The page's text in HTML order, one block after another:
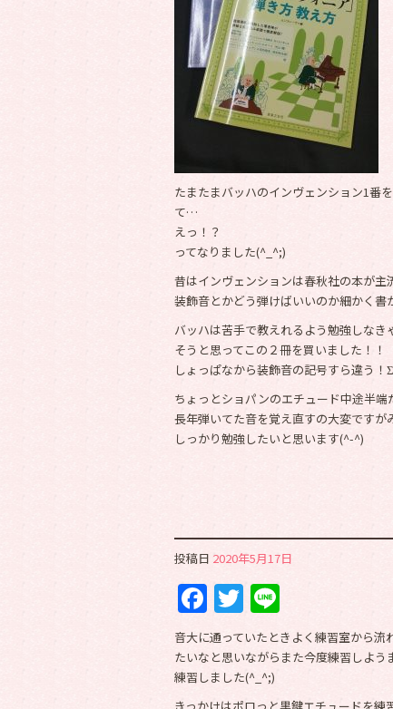
たまたまバッハのインヴェンション1番
て…
えっ！？
ってなりました(^_^;)
昔はインヴェンションは春秋社の本が主
装飾音とかどう弾けばいいのか細かく
バッハは苦手で教えれるよう勉強しな
そうと思ってこの２冊を買いました！！
しょっぱなから装飾音の記号すら違う
ちょっとショパンのエチュード中途半
長年弾いてた音を覚え直すの大変です
しっかり勉強したいと思います(^-^)
投稿日 2020年5月17日
Facebook
Twitter
音大に通っていたときよく練習室から
たいなと思いながらまた今度練習しよ
練習しました(^_^;)